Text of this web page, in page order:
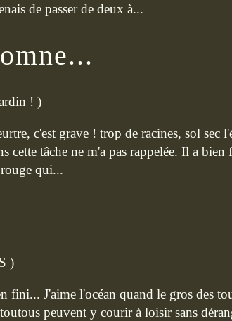
de passer de deux à...
! )
c'est grave ! trop de racines, sol sec
cette tâche ne m'a pas rappelée. Il a
qui...
)
fini... J'aime l'océan quand le gros des
peuvent y courir à loisir sans